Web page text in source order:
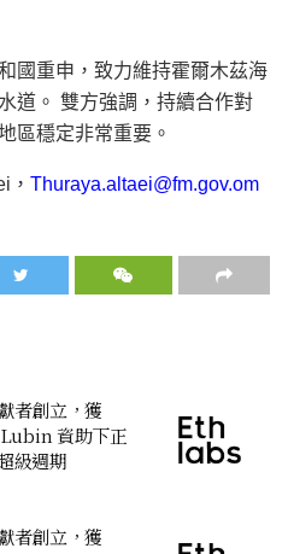
國重申，致力維持霍爾木茲海
道。 雙方強調，持續合作對
區穩定非常重要。
， Thuraya.altaei@fm.gov.om
者創立，獲
資助下正
級週期
者創立，獲